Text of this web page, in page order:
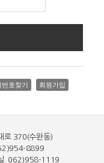
번호찾기 회원가입
로 370(수완동)
8899
. 062)958-1119